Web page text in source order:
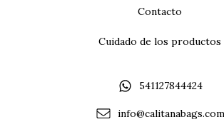
Contacto
Cuidado de los productos
541127844424
info@calitanabags.com